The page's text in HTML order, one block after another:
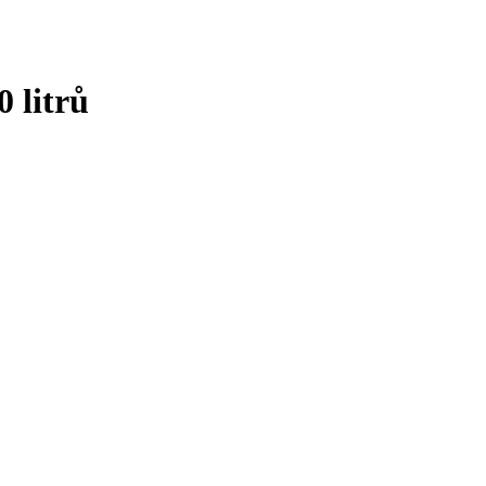
litrů